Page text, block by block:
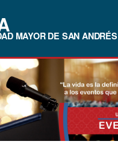
MAYOR DE SAN ANDRÉS